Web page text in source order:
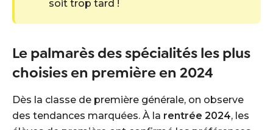
soit trop tard !
Le palmarès des spécialités les plus
choisies en première en 2024
Dès la classe de première générale, on observe
des tendances marquées. À la rentrée 2024, les